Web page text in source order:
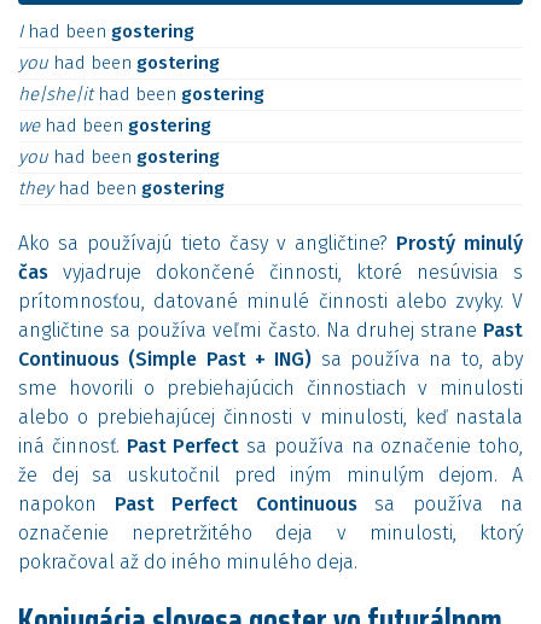
I had been gostering
you had been gostering
he|she|it had been gostering
we had been gostering
you had been gostering
they had been gostering
Ako sa používajú tieto časy v angličtine? Prostý minulý
čas vyjadruje dokončené činnosti, ktoré nesúvisia s
prítomnosťou, datované minulé činnosti alebo zvyky. V
angličtine sa používa veľmi často. Na druhej strane Past
Continuous (Simple Past + ING) sa používa na to, aby
sme hovorili o prebiehajúcich činnostiach v minulosti
alebo o prebiehajúcej činnosti v minulosti, keď nastala
iná činnosť. Past Perfect sa používa na označenie toho,
že dej sa uskutočnil pred iným minulým dejom. A
napokon Past Perfect Continuoussa používa na
označenie nepretržitého deja v minulosti, ktorý
pokračoval až do iného minulého deja.